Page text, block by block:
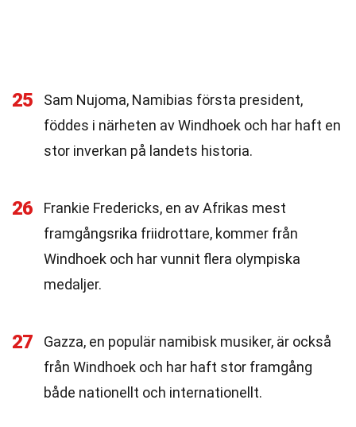
25
Sam Nujoma, Namibias första president,
föddes i närheten av Windhoek och har haft en
stor inverkan på landets historia.
26
Frankie Fredericks, en av Afrikas mest
framgångsrika friidrottare, kommer från
Windhoek och har vunnit flera olympiska
medaljer.
27
Gazza, en populär namibisk musiker, är också
från Windhoek och har haft stor framgång
både nationellt och internationellt.